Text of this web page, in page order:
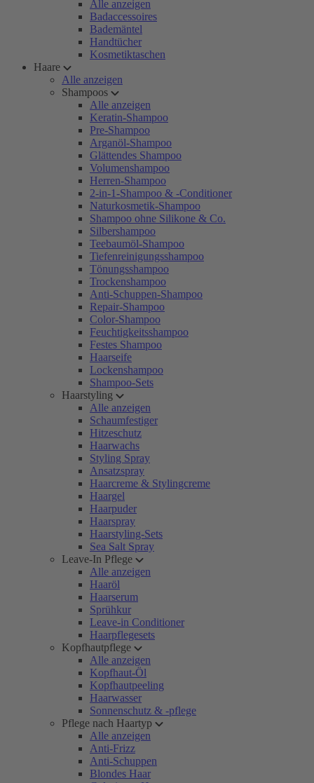
Alle anzeigen
Badaccessoires
Bademäntel
Handtücher
Kosmetiktaschen
Haare
Alle anzeigen
Shampoos
Alle anzeigen
Keratin-Shampoo
Pre-Shampoo
Arganöl-Shampoo
Glättendes Shampoo
Volumenshampoo
Herren-Shampoo
2-in-1-Shampoo & -Conditioner
Naturkosmetik-Shampoo
Shampoo ohne Silikone & Co.
Silbershampoo
Teebaumöl-Shampoo
Tiefenreinigungsshampoo
Tönungsshampoo
Trockenshampoo
Anti-Schuppen-Shampoo
Repair-Shampoo
Color-Shampoo
Feuchtigkeitsshampoo
Festes Shampoo
Haarseife
Lockenshampoo
Shampoo-Sets
Haarstyling
Alle anzeigen
Schaumfestiger
Hitzeschutz
Haarwachs
Styling Spray
Ansatzspray
Haarcreme & Stylingcreme
Haargel
Haarpuder
Haarspray
Haarstyling-Sets
Sea Salt Spray
Leave-In Pflege
Alle anzeigen
Haaröl
Haarserum
Sprühkur
Leave-in Conditioner
Haarpflegesets
Kopfhautpflege
Alle anzeigen
Kopfhaut-Öl
Kopfhautpeeling
Haarwasser
Sonnenschutz & -pflege
Pflege nach Haartyp
Alle anzeigen
Anti-Frizz
Anti-Schuppen
Blondes Haar